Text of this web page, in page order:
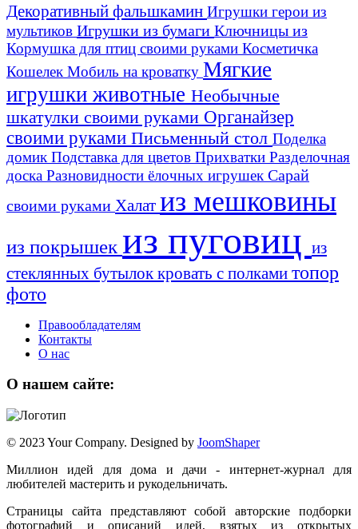
Декоративный фальшкамин Игрушки герои из
мультиков Игрушки из бумаги Ключницы из
Кормушка для птиц своими руками Косметичка
Кошелек Мобиль на кроватку Мягкие
игрушки животные Необычные
шкатулки своими руками Органайзер
своими руками Письменный стол Поделка
домик Подставка для цветов Прихватки Разделочная
доска Разновидности ёлочных игрушек Сарай
своими руками Халат из мешковины
из покрышек из пуговиц из
стеклянных бутылок кровать с полками топор
фото
Правообладателям
Контакты
О нас
О нашем сайте:
© 2023 Your Company. Designed by JoomShaper
Миллион идей для дома и дачи - интернет-журнал для
любителей мастерить и рукодельничать.
Страницы сайта представляют собой авторские подборки
фотографий и описаний идей, взятых из открытых